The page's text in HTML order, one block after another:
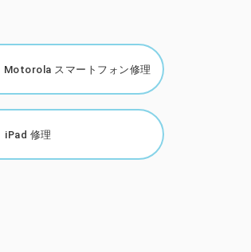
Motorola スマートフォン修理
iPad 修理